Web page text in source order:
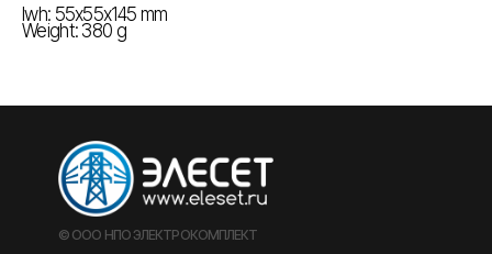
lwh: 55x55x145 mm
Weight: 380 g
© ООО НПО ЭЛЕКТРОКОМПЛЕКТ